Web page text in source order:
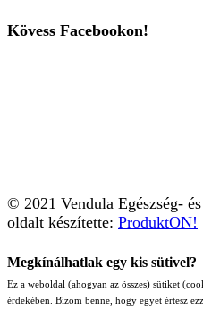
Kövess Facebookon!
© 2021 Vendula
oldalt készítette: ProduktON!
Megkínálhatlak egy kis sütivel?
Ez a weboldal (ahogyan az összes) sütiket
érdekében. Bízom benne, hogy egyet értesz